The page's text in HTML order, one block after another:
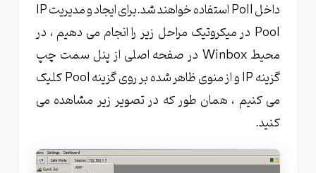
داخل Poll استفاده خواهند شد.برای ایجاد و مدیریت IP
Pool در میکروتیک مراحل زیر را انجام می دهیم ، در
محیط Winbox در صفحه اصلی از پنل سمت چپ
گزینه IP و از منوی ظاهر شده بر روی گزینه Pool کلیک
می کنیم ، همان طور که در تصویر زیر مشاهده می
کنید.